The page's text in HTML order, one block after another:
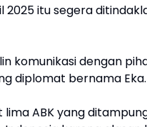
2025 itu segera
komunikasi dengan
diplomat bernama Eka.
ABK yang